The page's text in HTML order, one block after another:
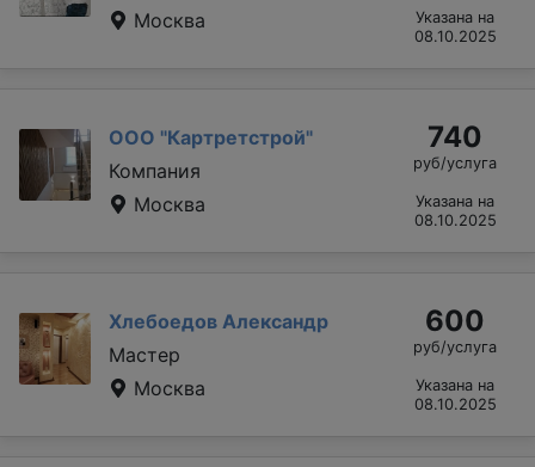
Москва
Указана на
08.10.2025
ООО "Картретстрой"
Компания
Москва
740
руб/услуга
Указана на
08.10.2025
Хлебоедов Александр
Мастер
Москва
600
руб/услуга
Указана на
08.10.2025